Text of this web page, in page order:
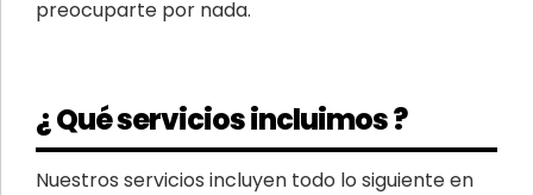
preocuparte por nada.
¿ Qué servicios incluimos ?
Nuestros servicios incluyen todo lo siguiente en